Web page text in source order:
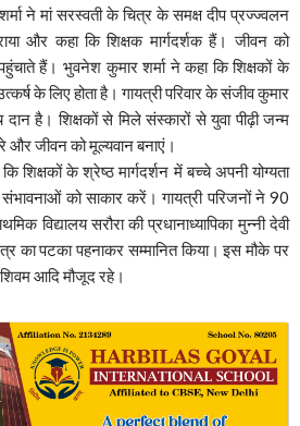
ने मां सरस्वती के चित्र के समक्ष दीप प्रज्ज्वलन
और कहा कि शिक्षक मार्गदर्शक हैं। जीवन को
हैं। भुवनेश कुमार शर्मा ने कहा कि शिक्षकों के
के लिए होता है। गायत्री परिवार के संजीव कुमार
दान है। शिक्षकों से मिले संस्कारों से युवा पीढ़ी जन्म
और जीवन को मूल्यवान बनाएं।
शिक्षकों के श्रेष्ठ मार्गदर्शन में बच्चे अपनी योग्यता
को साकार करें। गायत्री परिजनों ने 90
विद्यालय सरौरा की प्रधानाध्यापिका मुन्नी देवी
का पटका पहनाकर सम्मानित किया। इस मौके पर
आदि मौजूद रहे।